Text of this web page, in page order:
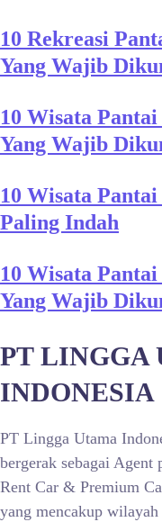
10 Rekreasi
Yang Wajib
10 Wisata
Yang Wajib
10 Wisata
Paling Indah
10 Wisata
Yang Wajib
PT LINGGA
INDONESIA
PT Lingga Utama
bergerak sebagai Agent
Rent Car & Premium
yang mencakup wilayah